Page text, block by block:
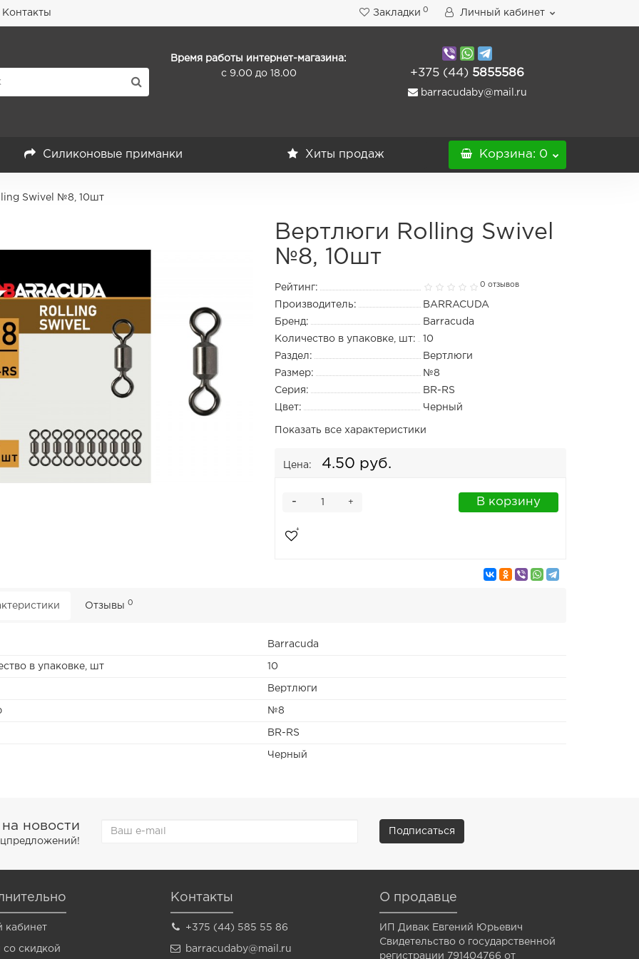
Контакты Закладки 0 Личный кабинет
Время работы интернет-магазина:
с 9.00 до 18.00
+375 (44) 5855586
barracudaby@mail.ru
Силиконовые приманки Хиты продаж Корзина: 0
Swivel №8, 10шт
Вертлюги Rolling Swivel
№8, 10шт
Рейтинг: 0 отзывов
Производитель:
BARRACUDA
Бренд:
Barracuda
Количество в упаковке, шт:
10
Раздел:
Вертлюги
Размер:
№8
Серия:
BR-RS
Цвет:
Черный
Показать все характеристики
Цена: 4.50 руб.
+
- В корзину
Отзывы 0
Barracuda
в упаковке, шт 10
Вертлюги
№8
BR-RS
Черный
на новости Подписаться
кабинет
со скидкой
Контакты
+375 (44) 585 55 86
barracudaby@mail.ru
О продавце
ИП Дивак Евгений Юрьевич
Свидетельство о государственной
регистрации 791404766 от